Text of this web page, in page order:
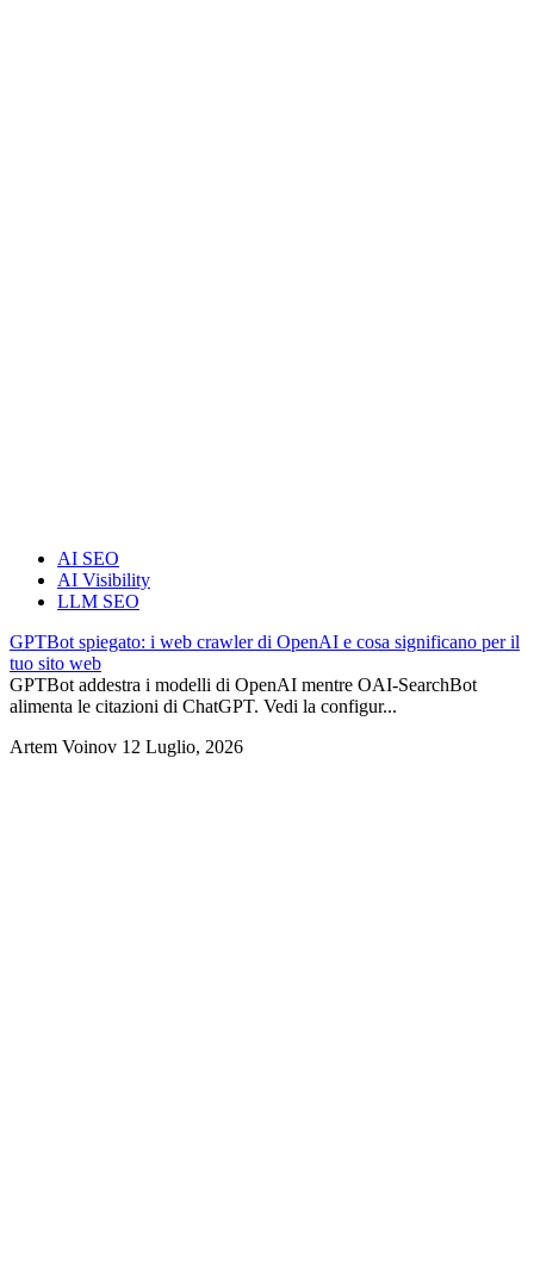
AI SEO
AI Visibility
LLM SEO
GPTBot spiegato: i web crawler di OpenAI e cosa significano per il
tuo sito web
GPTBot addestra i modelli di OpenAI mentre OAI-SearchBot
alimenta le citazioni di ChatGPT. Vedi la configur...
Artem Voinov 12 Luglio, 2026